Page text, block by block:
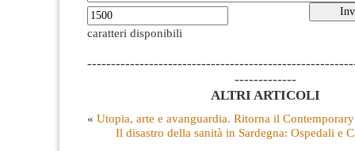
caratteri disponibili
-------------
ALTRI ARTICOLI
« Utopia, arte e avanguardia. Ritorna il Contemporary
Il disastro della sanità in Sardegna: Ospedali e